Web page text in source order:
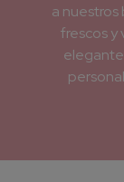
a nuestros
frescos y